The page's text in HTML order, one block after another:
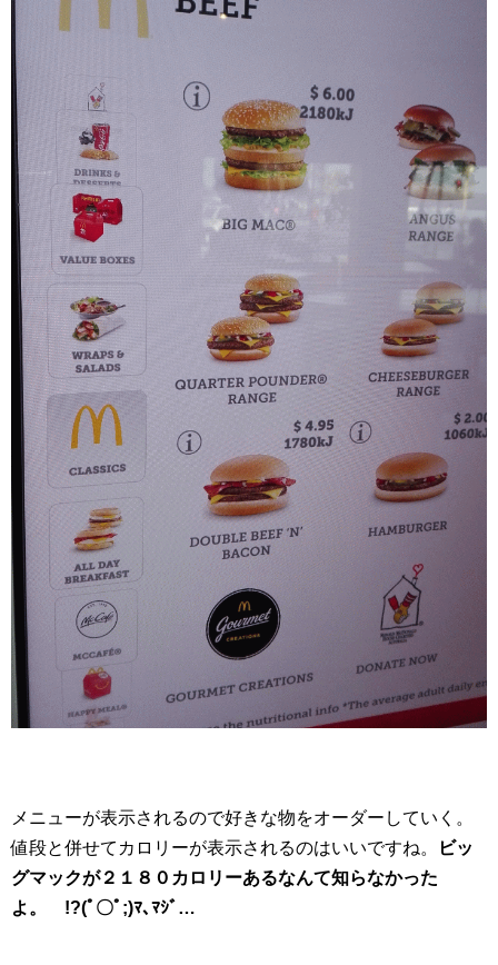
メニューが表示されるので好きな物をオーダーしていく。
値段と併せてカロリーが表示されるのはいいですね。
ビッ
グマックが２１８０カロリーあるなんて知らなかった
よ。 !?(ﾟ〇ﾟ;)ﾏ､ﾏｼﾞ…